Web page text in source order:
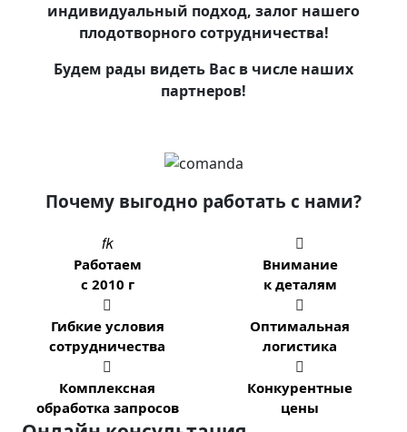
индивидуальный подход, залог нашего
плодотворного сотрудничества!
Будем рады видеть Вас в числе наших
партнеров!
Почему выгодно работать с нами?

Работаем
с 2010 г

Внимание
к деталям

Гибкие условия
сотрудничества

Оптимальная
логистика

Комплексная
обработка запросов

Конкурентные
цены